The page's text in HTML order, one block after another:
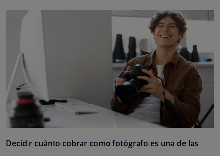
Decidir cuánto cobrar como fotógrafo es una de las